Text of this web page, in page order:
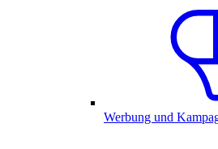
Werbung und